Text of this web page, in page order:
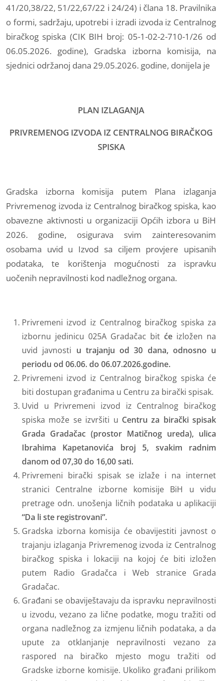
41/20,38/22, 51/22,67/22 i 24/24) i člana 18. Pravilnika
o formi, sadržaju, upotrebi i izradi izvoda iz Centralnog
biračkog spiska (CIK BIH broj: 05-1-02-2-710-1/26 od
06.05.2026. godine), Gradska izborna komisija, na
sjednici održanoj dana 29.05.2026. godine, donijela je
PLAN IZLAGANJA
PRIVREMENOG IZVODA IZ CENTRALNOG BIRAČKOG
SPISKA
Gradska izborna komisija putem Plana izlaganja
Privremenog izvoda iz Centralnog biračkog spiska, kao
obavezne aktivnosti u organizaciji Općih izbora u BiH
2026. godine, osigurava svim zainteresovanim
osobama uvid u Izvod sa ciljem provjere upisanih
podataka, te korištenja mogućnosti za ispravku
uočenih nepravilnosti kod nadležnog organa.
Privremeni izvod iz Centralnog biračkog spiska za
izbornu jedinicu 025A Gradačac bit će izložen na
uvid javnosti u trajanju od 30 dana, odnosno u
periodu od 06.06. do 06.07.2026.godine.
Privremeni izvod iz Centralnog biračkog spiska će
biti dostupan građanima u Centru za birački spisak.
Uvid u Privremeni izvod iz Centralnog biračkog
spiska može se izvršiti u Centru za birački spisak
Grada Gradačac (prostor Matičnog ureda), ulica
Ibrahima Kapetanovića broj 5, svakim radnim
danom od 07,30 do 16,00 sati.
Privremeni birački spisak se izlaže i na internet
stranici Centralne izborne komisije BiH u vidu
pretrage odn. unošenja ličnih podataka u aplikaciji
“Da li ste registrovani”.
Gradska izborna komisija će obavijestiti javnost o
trajanju izlaganja Privremenog izvoda iz Centralnog
biračkog spiska i lokaciji na kojoj će biti izložen
putem Radio Gradačca i Web stranice Grada
Gradačac.
Građani se obaviještavaju da ispravku nepravilnosti
u izvodu, vezano za lične podatke, mogu tražiti od
organa nadležnog za izmjenu ličnih podataka, a da
upute za otklanjanje nepravilnosti vezano za
raspored na biračko mjesto mogu tražiti od
Gradske izborne komisije. Ukoliko građani prilikom